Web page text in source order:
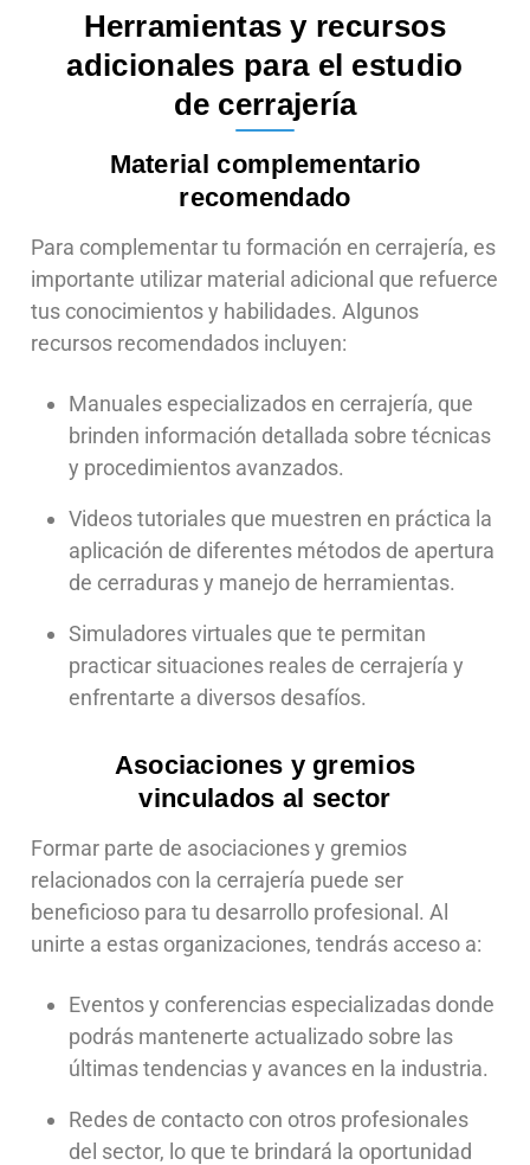
Herramientas y recursos
adicionales para el estudio
de cerrajería
Material complementario
recomendado
Para complementar tu formación en cerrajería, es
importante utilizar material adicional que refuerce
tus conocimientos y habilidades. Algunos
recursos recomendados incluyen:
Manuales especializados en cerrajería, que
brinden información detallada sobre técnicas
y procedimientos avanzados.
Videos tutoriales que muestren en práctica la
aplicación de diferentes métodos de apertura
de cerraduras y manejo de herramientas.
Simuladores virtuales que te permitan
practicar situaciones reales de cerrajería y
enfrentarte a diversos desafíos.
Asociaciones y gremios
vinculados al sector
Formar parte de asociaciones y gremios
relacionados con la cerrajería puede ser
beneficioso para tu desarrollo profesional. Al
unirte a estas organizaciones, tendrás acceso a:
Eventos y conferencias especializadas donde
podrás mantenerte actualizado sobre las
últimas tendencias y avances en la industria.
Redes de contacto con otros profesionales
del sector, lo que te brindará la oportunidad